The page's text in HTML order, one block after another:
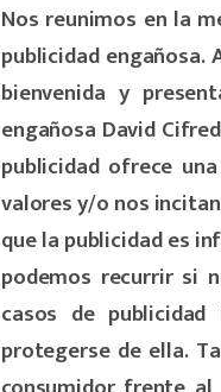
Nos reunimos en la
publicidad engañosa.
bienvenida y
engañosa David
publicidad ofrece
valores y/o nos
que la publicidad es
podemos recurrir si
casos de
protegerse de ella.